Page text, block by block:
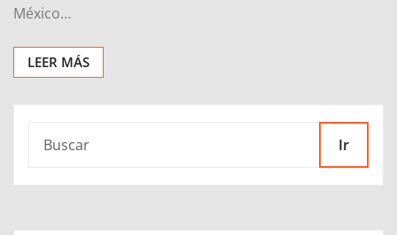
México…
LEER MÁS
Ir